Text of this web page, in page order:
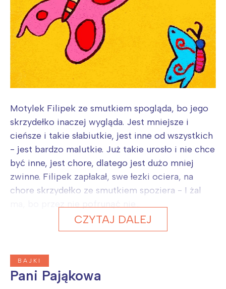
Motylek Filipek ze smutkiem spogląda, bo jego
skrzydełko inaczej wygląda. Jest mniejsze i
cieńsze i takie słabiutkie, jest inne od wszystkich
- jest bardzo malutkie. Już takie urosło i nie chce
być inne, jest chore, dlatego jest dużo mniej
zwinne. Filipek zapłakał, swe łezki ociera, na
chore skrzydełko ze smutkiem spoziera - I żal
CZYTAJ DALEJ
BAJKI
Pani Pająkowa